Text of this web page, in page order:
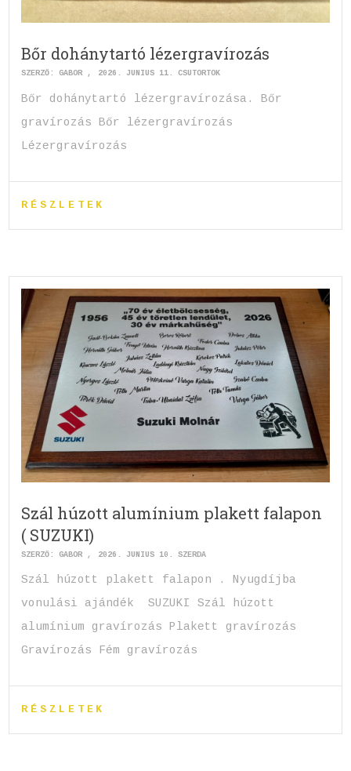
Bőr dohánytartó lézergravírozás
SZERZŐ:GABOR 2026. JÚNIUS 11. CSÜTÖRTÖK
Bőr dohánytartó lézergravírozása. Bőr
gravírozás Bőr lézergravírozás
Lézergravírozás
RÉSZLETEK
Szál húzott alumínium plakett falapon
( SUZUKI)
SZERZŐ:GABOR 2026. JÚNIUS 10. SZERDA
Szál húzott plakett falapon . Nyugdíjba
vonulási ajándék SUZUKI Szál húzott
alumínium gravírozás Plakett gravírozás
Gravírozás Fém gravírozás
RÉSZLETEK